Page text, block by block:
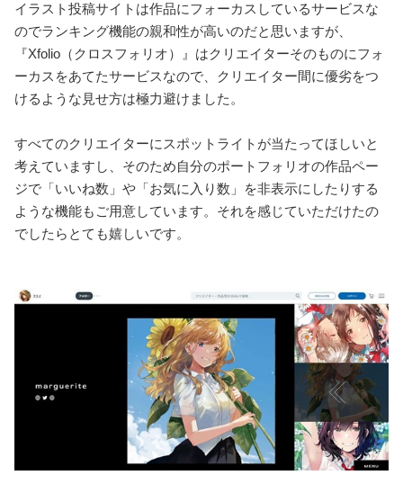
イラスト投稿サイトは作品にフォーカスしているサービスな
のでランキング機能の親和性が高いのだと思いますが、
『Xfolio（クロスフォリオ）』はクリエイターそのものにフォ
ーカスをあてたサービスなので、クリエイター間に優劣をつ
けるような見せ方は極力避けました。
すべてのクリエイターにスポットライトが当たってほしいと
考えていますし、そのため自分のポートフォリオの作品ペー
ジで「いいね数」や「お気に入り数」を非表示にしたりする
ような機能もご用意しています。それを感じていただけたの
でしたらとても嬉しいです。